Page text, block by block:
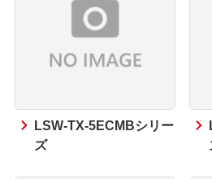
LSW-TX-5ECMBシリー
ズ